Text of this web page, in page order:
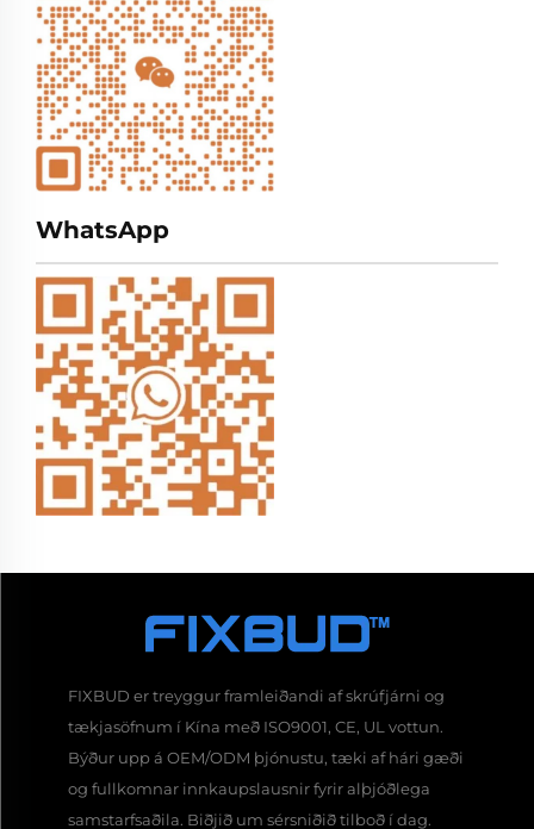
WhatsApp
FIXBUD er treyggur framleiðandi af skrúfjárni og
tækjasöfnum í Kína með ISO9001, CE, UL vottun.
Býður upp á OEM/ODM þjónustu, tæki af hári gæði
og fullkomnar innkaupslausnir fyrir alþjóðlega
samstarfsaðila. Biðjið um sérsniðið tilboð í dag.